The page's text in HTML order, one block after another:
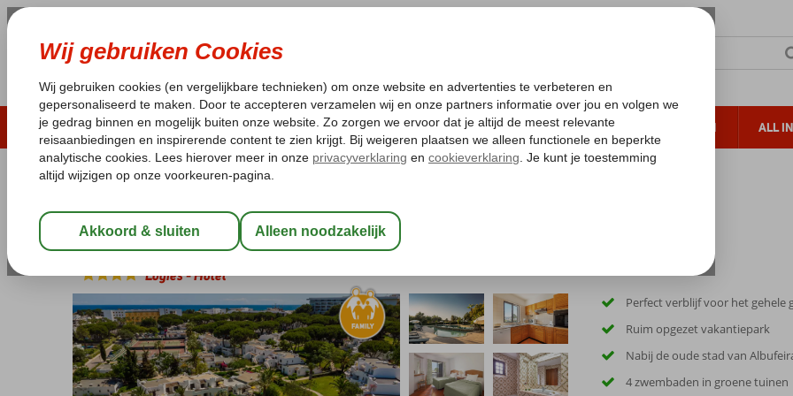
ZOMER 2026 LAST MINUTES WINTERZON ZONVAKANTIES VERRE REIZEN ALL
Laagsteprijsgarantie* Geen fueltoeslag Gratis annuleren*
Home
Portugal Algarve Albufeira Clube Albufeira Garden Village
Clube Albufeira Garden Village
Logies-Hotel
Perfect verblijf voor het gehele
Ruim opgezet vakantiepark
Nabij de oude stad van
4 zwembaden in groene tuinen